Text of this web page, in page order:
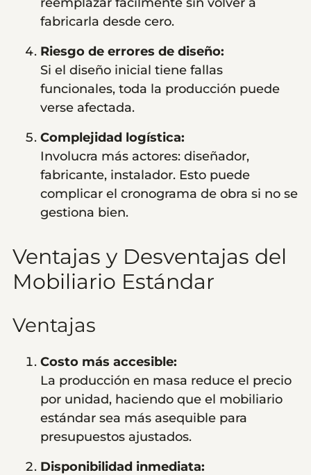
reemplazar fácilmente sin volver a
fabricarla desde cero.
Riesgo de errores de diseño:
Si el diseño inicial tiene fallas
funcionales, toda la producción puede
verse afectada.
Complejidad logística:
Involucra más actores: diseñador,
fabricante, instalador. Esto puede
complicar el cronograma de obra si no se
gestiona bien.
Ventajas y Desventajas del
Mobiliario Estándar
Ventajas
Costo más accesible:
La producción en masa reduce el precio
por unidad, haciendo que el mobiliario
estándar sea más asequible para
presupuestos ajustados.
Disponibilidad inmediata: